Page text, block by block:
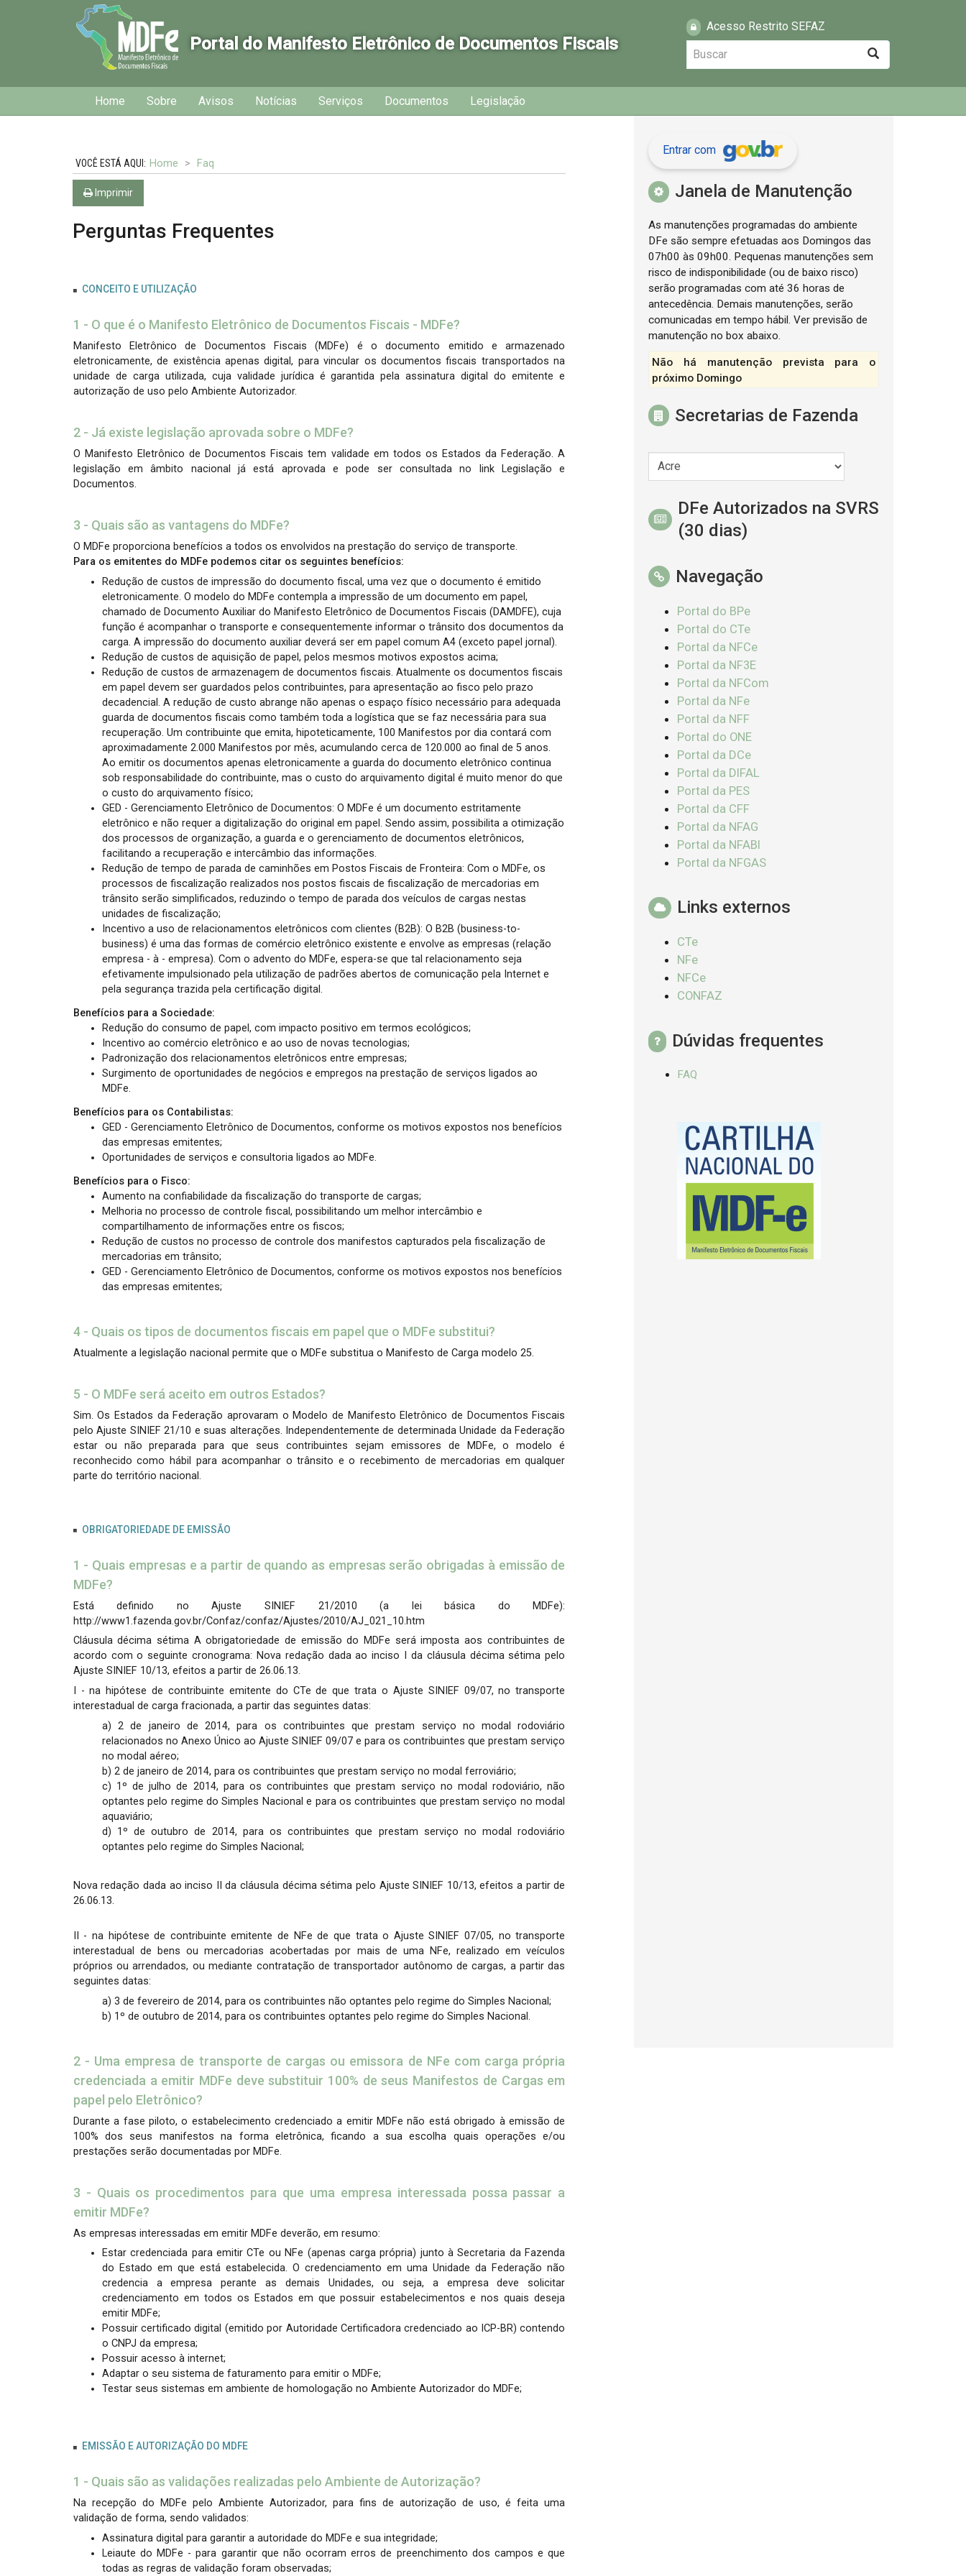
Portal do Manifesto Eletrônico de Documentos Fiscais
Acesso Restrito SEFAZ
Buscar
Buscar
Início
do
Inicial
Home Sobre Avisos Notícias Serviços Documentos Legislação
Home Faq
Imprimir
Perguntas Frequentes
CONCEITO E UTILIZAÇÃO
1 - O que é o Manifesto Eletrônico de Documentos Fiscais - MDFe?
Manifesto Eletrônico de Documentos Fiscais (MDFe) é o documento emitido e armazenado
eletronicamente, de existência apenas digital, para vincular os documentos fiscais transportados na
unidade de carga utilizada, cuja validade jurídica é garantida pela assinatura digital do emitente e
autorização de uso pelo Ambiente Autorizador.
2 - Já existe legislação aprovada sobre o MDFe?
O Manifesto Eletrônico de Documentos Fiscais tem validade em todos os Estados da Federação. A
legislação em âmbito nacional já está aprovada e pode ser consultada no link Legislação e
Documentos.
3 - Quais são as vantagens do MDFe?
O MDFe proporciona benefícios a todos os envolvidos na prestação do serviço de transporte.
Para os emitentes do MDFe podemos citar os seguintes benefícios:
Redução de custos de impressão do documento fiscal, uma vez que o documento é emitido
eletronicamente. O modelo do MDFe contempla a impressão de um documento em papel,
chamado de Documento Auxiliar do Manifesto Eletrônico de Documentos Fiscais (DAMDFE), cuja
função é acompanhar o transporte e consequentemente informar o trânsito dos documentos da
carga. A impressão do documento auxiliar deverá ser em papel comum A4 (exceto papel jornal).
Redução de custos de aquisição de papel, pelos mesmos motivos expostos acima;
Redução de custos de armazenagem de documentos fiscais. Atualmente os documentos fiscais
em papel devem ser guardados pelos contribuintes, para apresentação ao fisco pelo prazo
decadencial. A redução de custo abrange não apenas o espaço físico necessário para adequada
guarda de documentos fiscais como também toda a logística que se faz necessária para sua
recuperação. Um contribuinte que emita, hipoteticamente, 100 Manifestos por dia contará com
aproximadamente 2.000 Manifestos por mês, acumulando cerca de 120.000 ao final de 5 anos.
Ao emitir os documentos apenas eletronicamente a guarda do documento eletrônico continua
sob responsabilidade do contribuinte, mas o custo do arquivamento digital é muito menor do que
o custo do arquivamento físico;
GED - Gerenciamento Eletrônico de Documentos: O MDFe é um documento estritamente
eletrônico e não requer a digitalização do original em papel. Sendo assim, possibilita a otimização
dos processos de organização, a guarda e o gerenciamento de documentos eletrônicos,
facilitando a recuperação e intercâmbio das informações.
Redução de tempo de parada de caminhões em Postos Fiscais de Fronteira: Com o MDFe, os
processos de fiscalização realizados nos postos fiscais de fiscalização de mercadorias em
trânsito serão simplificados, reduzindo o tempo de parada dos veículos de cargas nestas
unidades de fiscalização;
Incentivo a uso de relacionamentos eletrônicos com clientes (B2B): O B2B (business-to-
business) é uma das formas de comércio eletrônico existente e envolve as empresas (relação
empresa - à - empresa). Com o advento do MDFe, espera-se que tal relacionamento seja
efetivamente impulsionado pela utilização de padrões abertos de comunicação pela Internet e
pela segurança trazida pela certificação digital.
Benefícios para a Sociedade:
Redução do consumo de papel, com impacto positivo em termos ecológicos;
Incentivo ao comércio eletrônico e ao uso de novas tecnologias;
Padronização dos relacionamentos eletrônicos entre empresas;
Surgimento de oportunidades de negócios e empregos na prestação de serviços ligados ao
MDFe.
Benefícios para os Contabilistas:
GED - Gerenciamento Eletrônico de Documentos, conforme os motivos expostos nos benefícios
das empresas emitentes;
Oportunidades de serviços e consultoria ligados ao MDFe.
Benefícios para o Fisco:
Aumento na confiabilidade da fiscalização do transporte de cargas;
Melhoria no processo de controle fiscal, possibilitando um melhor intercâmbio e
compartilhamento de informações entre os fiscos;
Redução de custos no processo de controle dos manifestos capturados pela fiscalização de
mercadorias em trânsito;
GED - Gerenciamento Eletrônico de Documentos, conforme os motivos expostos nos benefícios
das empresas emitentes;
4 - Quais os tipos de documentos fiscais em papel que o MDFe substitui?
Atualmente a legislação nacional permite que o MDFe substitua o Manifesto de Carga modelo 25.
5 - O MDFe será aceito em outros Estados?
Sim. Os Estados da Federação aprovaram o Modelo de Manifesto Eletrônico de Documentos Fiscais
pelo Ajuste SINIEF 21/10 e suas alterações. Independentemente de determinada Unidade da Federação
estar ou não preparada para que seus contribuintes sejam emissores de MDFe, o modelo é
reconhecido como hábil para acompanhar o trânsito e o recebimento de mercadorias em qualquer
parte do território nacional.
OBRIGATORIEDADE DE EMISSÃO
1 - Quais empresas e a partir de quando as empresas serão obrigadas à emissão de
MDFe?
Está definido no Ajuste SINIEF 21/2010 (a lei básica do MDFe):
http://www1.fazenda.gov.br/Confaz/confaz/Ajustes/2010/AJ_021_10.htm
Cláusula décima sétima A obrigatoriedade de emissão do MDFe será imposta aos contribuintes de
acordo com o seguinte cronograma: Nova redação dada ao inciso I da cláusula décima sétima pelo
Ajuste SINIEF 10/13, efeitos a partir de 26.06.13.
I - na hipótese de contribuinte emitente do CTe de que trata o Ajuste SINIEF 09/07, no transporte
interestadual de carga fracionada, a partir das seguintes datas:
a) 2 de janeiro de 2014, para os contribuintes que prestam serviço no modal rodoviário
relacionados no Anexo Único ao Ajuste SINIEF 09/07 e para os contribuintes que prestam serviço
no modal aéreo;
b) 2 de janeiro de 2014, para os contribuintes que prestam serviço no modal ferroviário;
c) 1º de julho de 2014, para os contribuintes que prestam serviço no modal rodoviário, não
optantes pelo regime do Simples Nacional e para os contribuintes que prestam serviço no modal
aquaviário;
d) 1º de outubro de 2014, para os contribuintes que prestam serviço no modal rodoviário
optantes pelo regime do Simples Nacional;
Nova redação dada ao inciso II da cláusula décima sétima pelo Ajuste SINIEF 10/13, efeitos a partir de
26.06.13.
II - na hipótese de contribuinte emitente de NFe de que trata o Ajuste SINIEF 07/05, no transporte
interestadual de bens ou mercadorias acobertadas por mais de uma NFe, realizado em veículos
próprios ou arrendados, ou mediante contratação de transportador autônomo de cargas, a partir das
seguintes datas:
a) 3 de fevereiro de 2014, para os contribuintes não optantes pelo regime do Simples Nacional;
b) 1º de outubro de 2014, para os contribuintes optantes pelo regime do Simples Nacional.
2 - Uma empresa de transporte de cargas ou emissora de NFe com carga própria
credenciada a emitir MDFe deve substituir 100% de seus Manifestos de Cargas em
papel pelo Eletrônico?
Durante a fase piloto, o estabelecimento credenciado a emitir MDFe não está obrigado à emissão de
100% dos seus manifestos na forma eletrônica, ficando a sua escolha quais operações e/ou
prestações serão documentadas por MDFe.
3 - Quais os procedimentos para que uma empresa interessada possa passar a
emitir MDFe?
As empresas interessadas em emitir MDFe deverão, em resumo:
Estar credenciada para emitir CTe ou NFe (apenas carga própria) junto à Secretaria da Fazenda
do Estado em que está estabelecida. O credenciamento em uma Unidade da Federação não
credencia a empresa perante as demais Unidades, ou seja, a empresa deve solicitar
credenciamento em todos os Estados em que possuir estabelecimentos e nos quais deseja
emitir MDFe;
Possuir certificado digital (emitido por Autoridade Certificadora credenciado ao ICP-BR) contendo
o CNPJ da empresa;
Possuir acesso à internet;
Adaptar o seu sistema de faturamento para emitir o MDFe;
Testar seus sistemas em ambiente de homologação no Ambiente Autorizador do MDFe;
EMISSÃO E AUTORIZAÇÃO DO MDFE
1 - Quais são as validações realizadas pelo Ambiente de Autorização?
Na recepção do MDFe pelo Ambiente Autorizador, para fins de autorização de uso, é feita uma
validação de forma, sendo validados:
Assinatura digital para garantir a autoridade do MDFe e sua integridade;
Leiaute do MDFe - para garantir que não ocorram erros de preenchimento dos campos e que
todas as regras de validação foram observadas;
Entrar com
Janela de Manutenção
As manutenções programadas do ambiente
DFe são sempre efetuadas aos Domingos das
07h00 às 09h00. Pequenas manutenções sem
risco de indisponibilidade (ou de baixo risco)
serão programadas com até 36 horas de
antecedência. Demais manutenções, serão
comunicadas em tempo hábil. Ver previsão de
manutenção no box abaixo.
Não há manutenção prevista para o
próximo Domingo
Secretarias de Fazenda
DFe Autorizados na SVRS
(30 dias)
Navegação
Portal do BPe
Portal do CTe
Portal da NFCe
Portal da NF3E
Portal da NFCom
Portal da NFe
Portal da NFF
Portal do ONE
Portal da DCe
Portal da DIFAL
Portal da PES
Portal da CFF
Portal da NFAG
Portal da NFABI
Portal da NFGAS
Links externos
CTe
NFe
NFCe
CONFAZ
Dúvidas frequentes
FAQ